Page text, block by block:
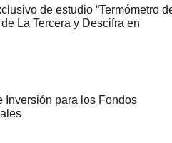
de estudio “Termómetro
La Tercera y Descifra en
Inversión para los Fondos